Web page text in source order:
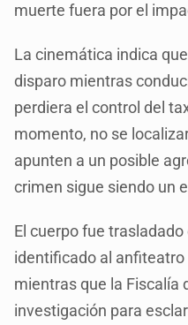
muerte fuera por el
La cinemática indica
disparo mientras
perdiera el control del
momento, no se
apunten a un posible
crimen sigue siendo un
El cuerpo fue
identificado al anfiteatro
mientras que la Fiscalía
investigación para